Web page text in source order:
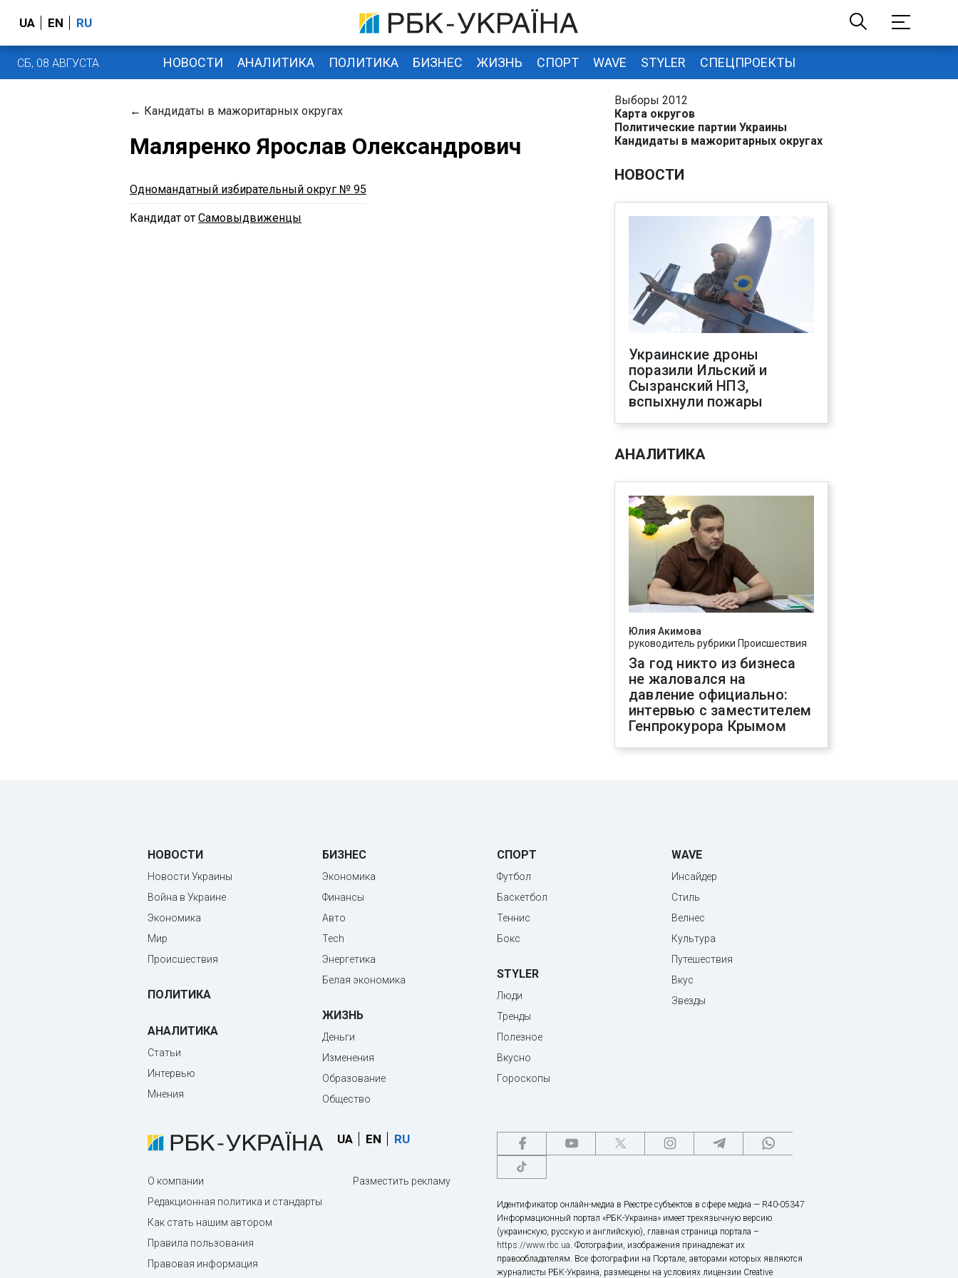
UA EN RU
СБ, 08 АВГУСТА НОВОСТИ АНАЛИТИКА ПОЛИТИКА БИЗНЕС ЖИЗНЬ СПОРТ WAVE STYLER СПЕЦПРОЕКТЫ
← Кандидаты в мажоритарных округах
Маляренко Ярослав Олександрович
Одномандатный избирательный округ № 95
Кандидат от Самовыдвиженцы
Выборы 2012
Карта округов
Политические партии Украины
Кандидаты в мажоритарных округах
НОВОСТИ
Украинские дроны
поразили Ильский и
Сызранский НПЗ,
вспыхнули пожары
АНАЛИТИКА
Юлия Акимова
руководитель рубрики Происшествия
За год никто из бизнеса
не жаловался на
давление официально:
интервью с заместителем
Генпрокурора Крымом
НОВОСТИ
Новости Украины
Война в Украине
Экономика
Мир
Происшествия
ПОЛИТИКА
АНАЛИТИКА
Статьи
Интервью
Мнения
БИЗНЕС
Экономика
Финансы
Авто
Tech
Энергетика
Белая экономика
ЖИЗНЬ
Деньги
Изменения
Образование
Общество
СПОРТ
Футбол
Баскетбол
Теннис
Бокс
STYLER
Люди
Тренды
Полезное
Вкусно
Гороскопы
WAVE
Инсайдер
Стиль
Велнес
Культура
Путешествия
Вкус
Звезды
UA EN RU
О компании
Редакционная политика и стандарты
Как стать нашим автором
Правила пользования
Правовая информация
Разместить рекламу
Идентификатор онлайн-медиа в Реестре субъектов в сфере медиа — R40-05347
Информационный портал «РБК-Украина» имеет трехязычную версию
(украинскую, русскую и английскую), главная страница портала –
https://www.rbc.ua. Фотографии, изображения принадлежат их
правообладателям. Все фотографии на Портале, авторами которых являются
журналисты РБК-Украина, размещены на условиях лицензии Creative